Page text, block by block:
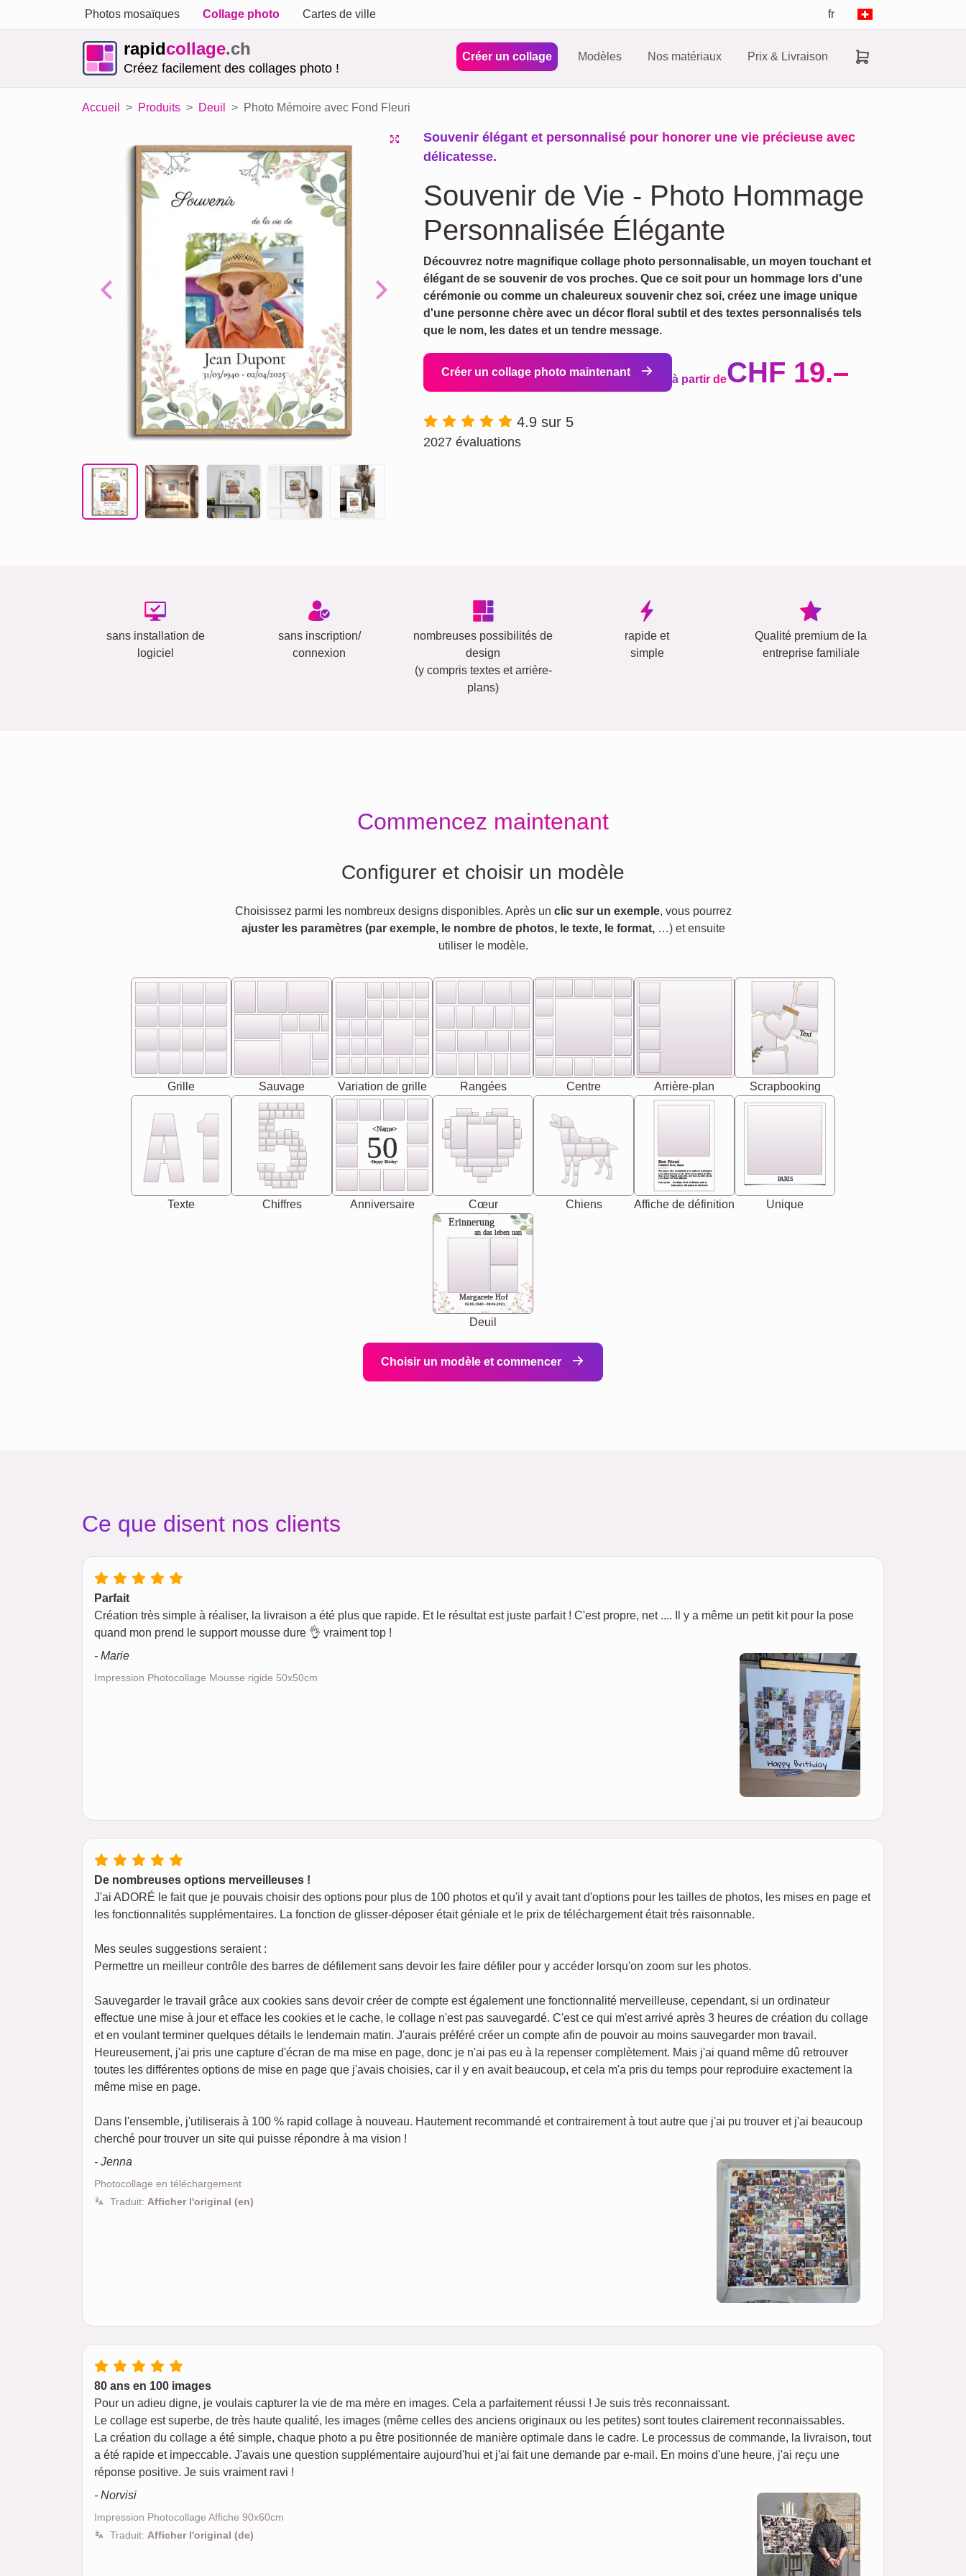
Photos mosaïques Collage photo Cartes de ville fr
rapidcollage.ch
Créez facilement des collages photo !
Créer un collage Modèles Nos matériaux Prix & Livraison
Accueil Produits Deuil Photo Mémoire avec Fond Fleuri
Previous Next
Souvenir élégant et personnalisé pour honorer une vie précieuse avec
délicatesse.
Souvenir de Vie - Photo Hommage
Personnalisée Élégante
Découvrez notre magnifique collage photo personnalisable, un moyen touchant et
élégant de se souvenir de vos proches. Que ce soit pour un hommage lors d'une
cérémonie ou comme un chaleureux souvenir chez soi, créez une image unique
d'une personne chère avec un décor floral subtil et des textes personnalisés tels
que le nom, les dates et un tendre message.
Créer un collage photo maintenant
à partir deCHF 19.–
4.9 sur 5
2027 évaluations
sans installation de
logiciel
sans inscription/
connexion
nombreuses possibilités de
design
(y compris textes et arrière-
plans)
rapide et
simple
Qualité premium de la
entreprise familiale
Commencez maintenant
Configurer et choisir un modèle
Choisissez parmi les nombreux designs disponibles. Après un clic sur un exemple, vous pourrez
ajuster les paramètres (par exemple, le nombre de photos, le texte, le format,…) et ensuite
utiliser le modèle.
Grille Sauvage Variation de grille Rangées Centre Arrière-plan
Text
Scrapbooking
Texte Chiffres
<Name>
50
-Happy Birday-
Anniversaire Cœur Chiens
Best Friend
[<NAME>] Noun, feminie
Synonyms: Soulmate, closet confidante, sister at
heart person, life partner in adventure.
The person who understands you without explanation
you accepts just as you are. She's your partner in life's,
chaos your biggest supporter, and the one with whom
you share your best memories.
Affiche de définition
PARIS
Unique
Erinnerung
an das leben uan
Margarete Hof
02.05.1940 - 08.04.2021
Deuil
Choisir un modèle et commencer
Ce que disent nos clients
Parfait
Création très simple à réaliser, la livraison a été plus que rapide. Et le résultat est juste parfait ! C'est propre, net .... Il y a même un petit kit pour la pose
quand mon prend le support mousse dure 👌 vraiment top !
- Marie
Impression Photocollage Mousse rigide 50x50cm
De nombreuses options merveilleuses !
J'ai ADORÉ le fait que je pouvais choisir des options pour plus de 100 photos et qu'il y avait tant d'options pour les tailles de photos, les mises en page et
les fonctionnalités supplémentaires. La fonction de glisser-déposer était géniale et le prix de téléchargement était très raisonnable.
Mes seules suggestions seraient :
Permettre un meilleur contrôle des barres de défilement sans devoir les faire défiler pour y accéder lorsqu'on zoom sur les photos.
Sauvegarder le travail grâce aux cookies sans devoir créer de compte est également une fonctionnalité merveilleuse, cependant, si un ordinateur
effectue une mise à jour et efface les cookies et le cache, le collage n'est pas sauvegardé. C'est ce qui m'est arrivé après 3 heures de création du collage
et en voulant terminer quelques détails le lendemain matin. J'aurais préféré créer un compte afin de pouvoir au moins sauvegarder mon travail.
Heureusement, j'ai pris une capture d'écran de ma mise en page, donc je n'ai pas eu à la repenser complètement. Mais j'ai quand même dû retrouver
toutes les différentes options de mise en page que j'avais choisies, car il y en avait beaucoup, et cela m'a pris du temps pour reproduire exactement la
même mise en page.
Dans l'ensemble, j'utiliserais à 100 % rapid collage à nouveau. Hautement recommandé et contrairement à tout autre que j'ai pu trouver et j'ai beaucoup
cherché pour trouver un site qui puisse répondre à ma vision !
- Jenna
Photocollage en téléchargement
Traduit: Afficher l'original (en)
80 ans en 100 images
Pour un adieu digne, je voulais capturer la vie de ma mère en images. Cela a parfaitement réussi ! Je suis très reconnaissant.
Le collage est superbe, de très haute qualité, les images (même celles des anciens originaux ou les petites) sont toutes clairement reconnaissables.
La création du collage a été simple, chaque photo a pu être positionnée de manière optimale dans le cadre. Le processus de commande, la livraison, tout
a été rapide et impeccable. J'avais une question supplémentaire aujourd'hui et j'ai fait une demande par e-mail. En moins d'une heure, j'ai reçu une
réponse positive. Je suis vraiment ravi !
- Norvisi
Impression Photocollage Affiche 90x60cm
Traduit: Afficher l'original (de)